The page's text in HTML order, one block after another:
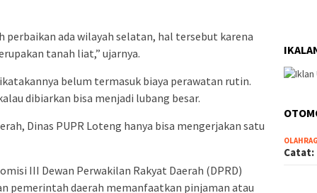
perbaikan ada wilayah selatan, hal tersebut karena
tanah liat,” ujarnya.
belum termasuk biaya perawatan rutin.
dibiarkan bisa menjadi lubang besar.
Dinas PUPR Loteng hanya bisa mengerjakan satu
III Dewan Perwakilan Rakyat Daerah (DPRD)
pemerintah daerah memanfaatkan pinjaman atau